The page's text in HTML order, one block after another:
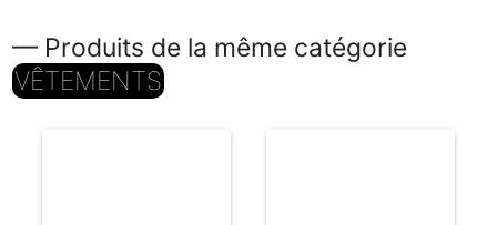
— Produits de la même catégorie
VÊTEMENTS